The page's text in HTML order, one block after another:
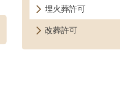
埋火葬許可
改葬許可